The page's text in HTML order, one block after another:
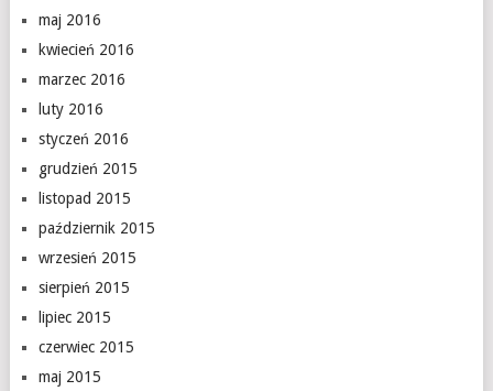
maj 2016
kwiecień 2016
marzec 2016
luty 2016
styczeń 2016
grudzień 2015
listopad 2015
październik 2015
wrzesień 2015
sierpień 2015
lipiec 2015
czerwiec 2015
maj 2015